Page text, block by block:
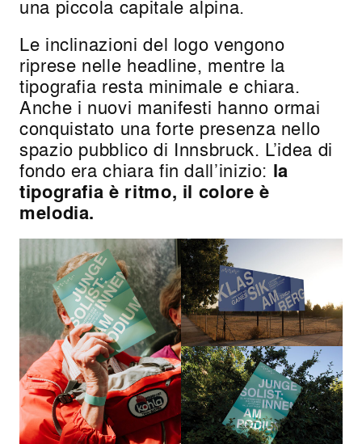
una piccola capitale alpina.
Le inclinazioni del logo vengono
riprese nelle headline, mentre la
tipografia resta minimale e chiara.
Anche i nuovi manifesti hanno ormai
conquistato una forte presenza nello
spazio pubblico di Innsbruck. L’idea di
fondo era chiara fin dall’inizio: la
tipografia è ritmo, il colore è
melodia.